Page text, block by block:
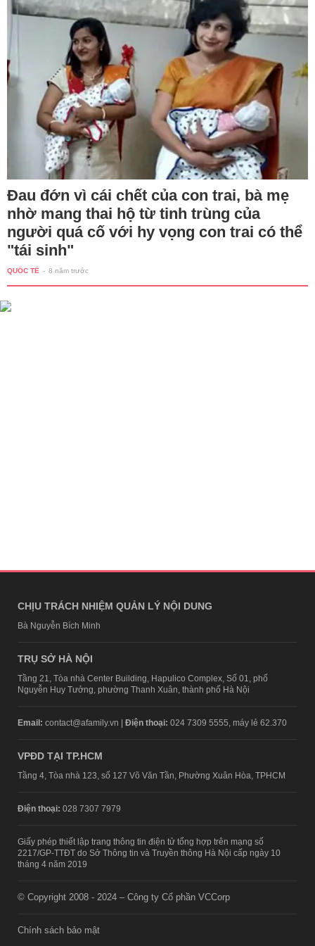
Đau đớn vì cái chết của con trai, bà mẹ
nhờ mang thai hộ từ tinh trùng của
người quá cố với hy vọng con trai có thể
"tái sinh"
QUỐC TẾ - 8 năm trước
CHỊU TRÁCH NHIỆM QUẢN LÝ NỘI DUNG
Bà Nguyễn Bích Minh
TRỤ SỞ HÀ NỘI
Tầng 21, Tòa nhà Center Building, Hapulico Complex, Số 01, phố
Nguyễn Huy Tưởng, phường Thanh Xuân, thành phố Hà Nội
Email: contact@afamily.vn | Điện thoại: 024 7309 5555, máy lẻ 62.370
VPĐD TẠI TP.HCM
Tầng 4, Tòa nhà 123, số 127 Võ Văn Tần, Phường Xuân Hòa, TPHCM
Điện thoại: 028 7307 7979
Giấy phép thiết lập trang thông tin điện tử tổng hợp trên mạng số
2217/GP-TTĐT do Sở Thông tin và Truyền thông Hà Nội cấp ngày 10
tháng 4 năm 2019
© Copyright 2008 - 2024 – Công ty Cổ phần VCCorp
Chính sách bảo mật